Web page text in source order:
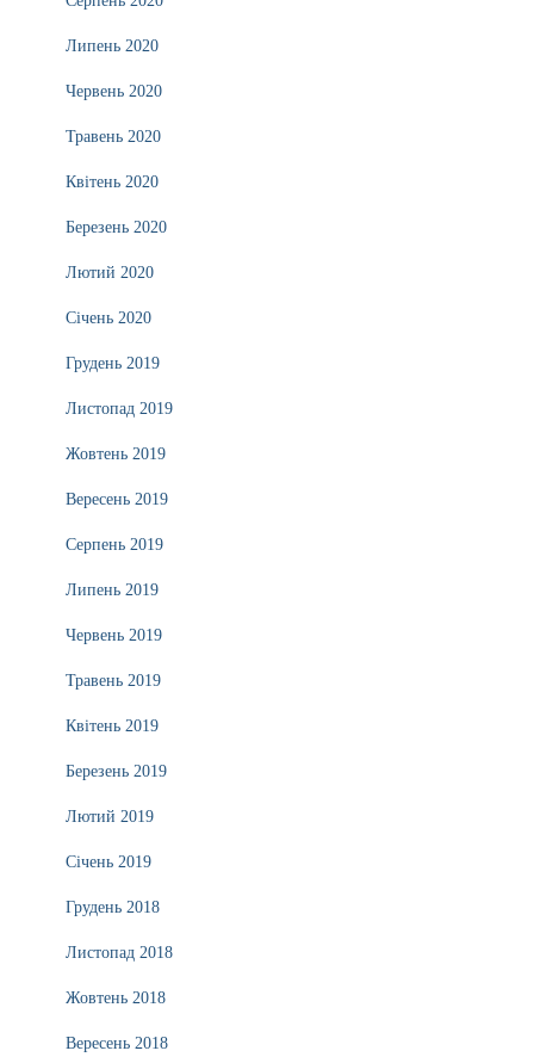
Липень 2020
Червень 2020
Травень 2020
Квітень 2020
Березень 2020
Лютий 2020
Січень 2020
Грудень 2019
Листопад 2019
Жовтень 2019
Вересень 2019
Серпень 2019
Липень 2019
Червень 2019
Травень 2019
Квітень 2019
Березень 2019
Лютий 2019
Січень 2019
Грудень 2018
Листопад 2018
Жовтень 2018
Вересень 2018